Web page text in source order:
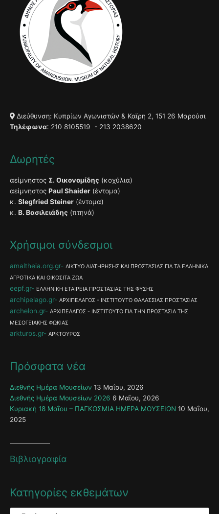
Διεύθυνση: Κυπρίων Αγωνιστών & Καϊρη 2, 151 26 Μαρούσι
Τηλέφωνα: 210 8105519 - 213 2038620
Δωρητές
αείμνηστος Σ. Οικονομίδης (κοχύλια)
αείμνηστος Paul Shaider (έντομα)
κ. Slegfried Steiner (έντομα)
κ. Β. Βασιλειάδης (πτηνά)
Χρήσιμοι σύνδεσμοι
amaltheia.org.gr
ΔΙΚΤΥΟ ΔΙΑΤΗΡΗΣΗΣ ΚΑΙ ΠΡΟΣΤΑΣΙΑΣ ΓΙΑ ΤΑ ΕΛΛΗΝΙΚΑ
ΑΓΡΟΤΙΚΑ ΚΑΙ ΟΙΚΟΣΙΤΑ ΖΩΑ
eepf.gr ΕΛΛΗΝΙΚΗ ΕΤΑΙΡΕΙΑ ΠΡΟΣΤΑΣΙΑΣ ΤΗΣ ΦΥΣΗΣ
archipelago.gr ΑΡΧΙΠΕΛΑΓΟΣ - ΙΝΣΤΙΤΟΥΤΟ ΘΑΛΑΣΣΙΑΣ ΠΡΟΣΤΑΣΙΑΣ
archelon.gr
ΑΡΧΙΠΕΛΑΓΟΣ - ΙΝΣΤΙΤΟΥΤΟ ΓΙΑ ΤΗΝ ΠΡΟΣΤΑΣΙΑ ΤΗΣ
ΜΕΣΟΓΕΙΑΚΗΣ ΦΩΚΙΑΣ
arkturos.gr ΑΡΚΤΟΥΡΟΣ
Πρόσφατα νέα
Διεθνής Ημέρα Μουσείων 13 Μαΐου, 2026
Διεθνής Ημέρα Μουσείων 2026 6 Μαΐου, 2026
Κυριακή 18 Μαΐου – ΠΑΓΚΟΣΜΙΑ ΗΜΕΡΑ ΜΟΥΣΕΙΩΝ 10 Μαΐου,
2025
Βιβλιογραφία
Κατηγορίες εκθεμάτων